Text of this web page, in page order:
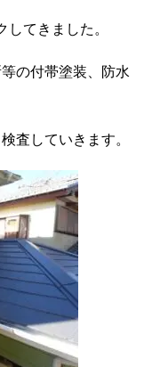
てきました。
の付帯塗装、防水
査していきます。